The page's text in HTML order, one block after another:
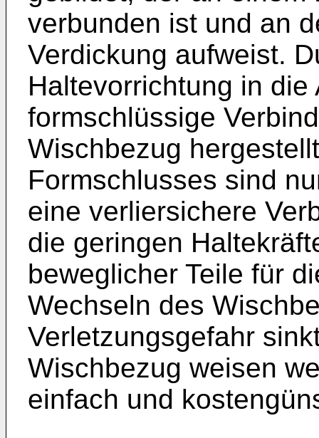
verbunden ist und an
Verdickung aufweist.
Haltevorrichtung in
formschlüssige
Wischbezug
Formschlusses sind
eine verliersichere
die geringen
beweglicher Teile für
Wechseln des
Verletzungsgefahr
Wischbezug weisen
einfach und